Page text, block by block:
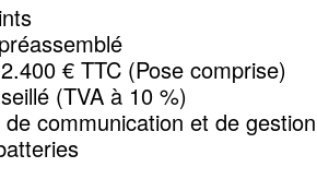
€ TTC (Pose comprise)
(TVA à 10 %)
communication et de